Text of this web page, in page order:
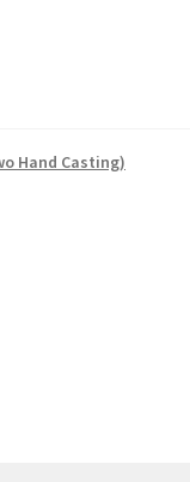
Hand Casting)